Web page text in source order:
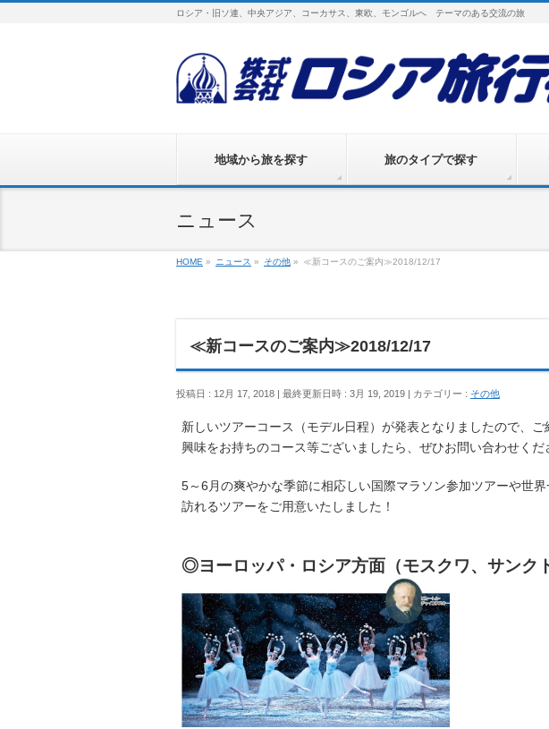
ロシア・旧ソ連、中央アジア、コーカサス、東欧、モンゴルへ テーマのある交流の旅
地域から旅を探す 旅のタイプで探す
ニュース
HOME » ニュース » その他 » ≪新コースのご案内≫2018/12/17
≪新コースのご案内≫2018/12/17
投稿日 : 12月 17, 2018 最終更新日時 : 3月 19, 2019 カテゴリー : その他
新しいツアーコース（モデル日程）が発表となりましたので、ご
興味をお持ちのコース等ございましたら、ぜひお問い合わせくだ
5～6月の爽やかな季節に相応しい国際マラソン参加ツアーや世
訪れるツアーをご用意いたしました！
◎ヨーロッパ・ロシア方面（モスクワ、サンク